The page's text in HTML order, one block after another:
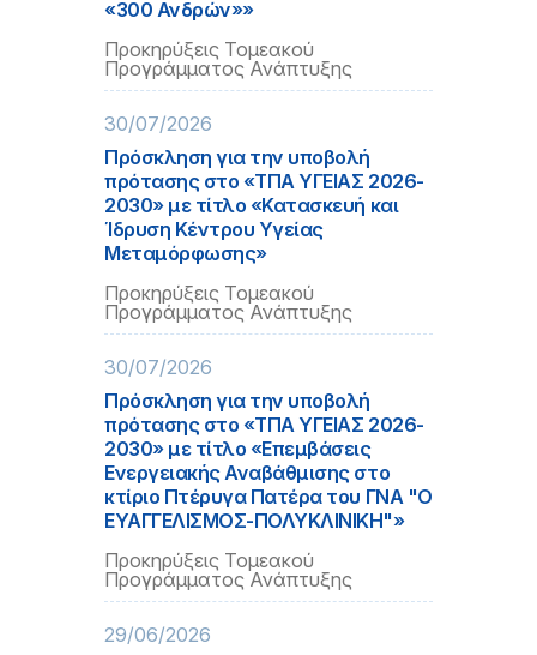
«300 Ανδρών»»
Προκηρύξεις Τομεακού
Προγράμματος Ανάπτυξης
30/07/2026
Πρόσκληση για την υποβολή
πρότασης στο «ΤΠΑ ΥΓΕΙΑΣ 2026-
2030» με τίτλο «Κατασκευή και
Ίδρυση Κέντρου Υγείας
Μεταμόρφωσης»
Προκηρύξεις Τομεακού
Προγράμματος Ανάπτυξης
30/07/2026
Πρόσκληση για την υποβολή
πρότασης στο «ΤΠΑ ΥΓΕΙΑΣ 2026-
2030» με τίτλο «Επεμβάσεις
Ενεργειακής Αναβάθμισης στο
κτίριο Πτέρυγα Πατέρα του ΓΝΑ "Ο
ΕΥΑΓΓΕΛΙΣΜΟΣ-ΠΟΛΥΚΛΙΝΙΚΗ"»
Προκηρύξεις Τομεακού
Προγράμματος Ανάπτυξης
29/06/2026